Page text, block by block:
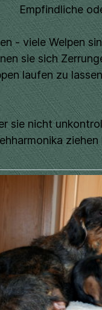
Empfindliche
- viele Welpen
sie sich
laufen zu
sie nicht